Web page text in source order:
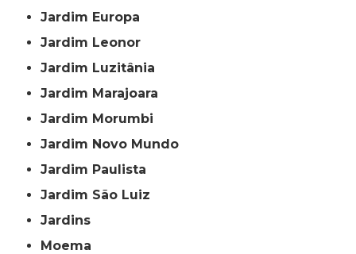
Jardim Europa
Jardim Leonor
Jardim Luzitânia
Jardim Marajoara
Jardim Morumbi
Jardim Novo Mundo
Jardim Paulista
Jardim São Luiz
Jardins
Moema